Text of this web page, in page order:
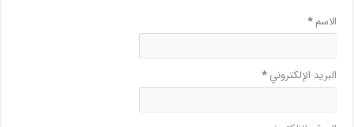
الاسم*
البريد الإلكتروني*